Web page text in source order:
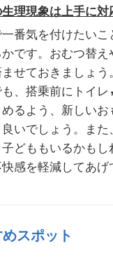
理現象は上手に対
番気を付けたいこ
です。おむつ替
せておきましょ
、搭乗前にトイ
るよう、新しいお
いでしょう。また
どももいるかもし
感を軽減してあげ
スポット